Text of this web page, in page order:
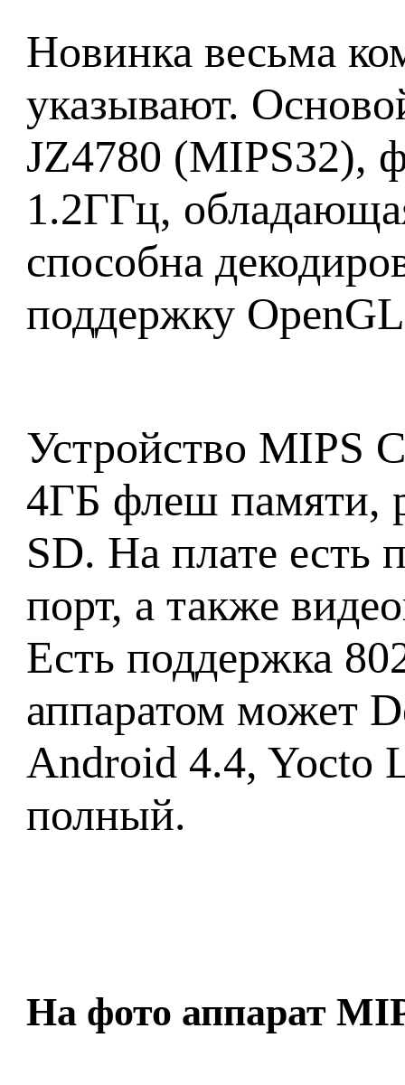
Новинка весьма
указывают.
JZ4780 (MIPS32),
1.2ГГц,
способна
поддержку
Устройство MIPS
4ГБ флеш памяти,
SD. На плате
порт, а также
Есть поддержка
аппаратом может
Android 4.4, Yocto
полный.
На фото аппарат